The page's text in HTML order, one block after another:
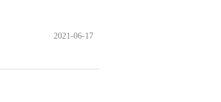
2021-06-17